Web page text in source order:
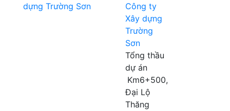
Công ty
Xây dựng
Trường
Sơn
Tổng thầu
dự án
Km6+500,
Đại Lộ
Thăng